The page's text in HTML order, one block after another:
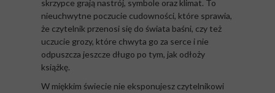
skrzypce grają nastrój, symbole oraz klimat. To
nieuchwytne poczucie cudowności, które sprawia,
że czytelnik przenosi się do świata baśni, czy też
uczucie grozy, które chwyta go za serce i nie
odpuszcza jeszcze długo po tym, jak odłoży
książkę.
W miękkim świecie nie eksponujesz czytelnikowi